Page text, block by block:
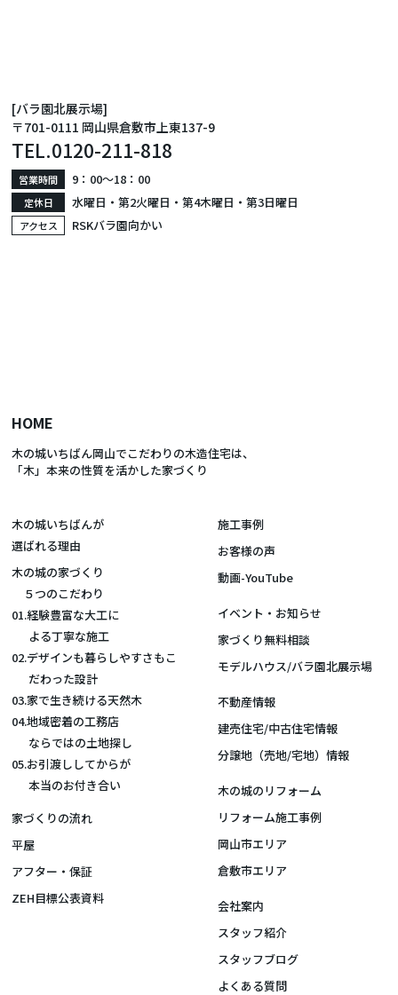
[バラ園北展示場]
〒701-0111 岡山県倉敷市上東137-9
TEL.0120-211-818
営業時間 9：00〜18：00
定休日 水曜日・第2火曜日・第4木曜日・第3日曜日
アクセス RSKバラ園向かい
HOME
木の城いちばん岡山でこだわりの木造住宅は、
「木」本来の性質を活かした家づくり
木の城いちばんが
選ばれる理由
木の城の家づくり
５つのこだわり
01.経験豊富な大工に
よる丁寧な施工
02.デザインも暮らしやすさもこ
だわった設計
03.家で生き続ける天然木
04.地域密着の工務店
ならではの土地探し
05.お引渡ししてからが
本当のお付き合い
家づくりの流れ
平屋
アフター・保証
ZEH目標公表資料
施工事例
お客様の声
動画-YouTube
イベント・お知らせ
家づくり無料相談
モデルハウス/バラ園北展示場
不動産情報
建売住宅/中古住宅情報
分譲地（売地/宅地）情報
木の城のリフォーム
リフォーム施工事例
岡山市エリア
倉敷市エリア
会社案内
スタッフ紹介
スタッフブログ
よくある質問